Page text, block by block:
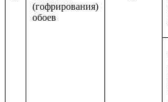
(гофрирования)
обоев